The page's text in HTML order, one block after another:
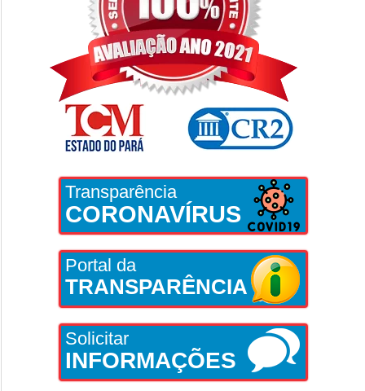
Transparência
CORONAVÍRUS
Portal da
TRANSPARÊNCIA
Solicitar
INFORMAÇÕES